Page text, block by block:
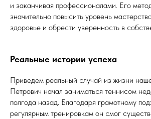
и заканчивая профессионалами. Его
значительно повысить уровень
здоровье и обрести уверенность в
Реальные истории успеха
Приведем реальный случай из жизни
Петрович начал заниматься теннисом
полгода назад. Благодаря грамотному
регулярным тренировкам он смог